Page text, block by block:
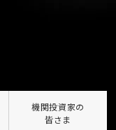
機関投資家の
皆さま